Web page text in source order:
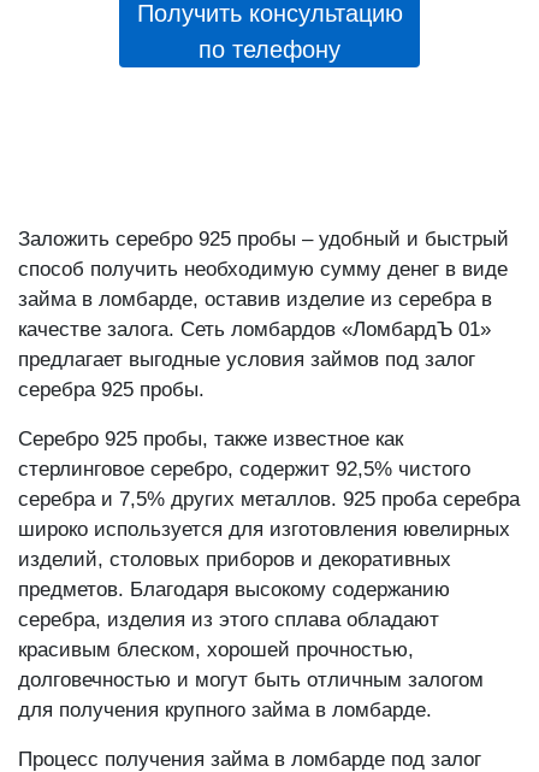
Получить консультацию
по телефону
Заложить серебро 925 пробы – удобный и быстрый
способ получить необходимую сумму денег в виде
займа в ломбарде, оставив изделие из серебра в
качестве залога. Сеть ломбардов «ЛомбардЪ 01»
предлагает выгодные условия займов под залог
серебра 925 пробы.
Серебро 925 пробы, также известное как
стерлинговое серебро, содержит 92,5% чистого
серебра и 7,5% других металлов. 925 проба серебра
широко используется для изготовления ювелирных
изделий, столовых приборов и декоративных
предметов. Благодаря высокому содержанию
серебра, изделия из этого сплава обладают
красивым блеском, хорошей прочностью,
долговечностью и могут быть отличным залогом
для получения крупного займа в ломбарде.
Процесс получения займа в ломбарде под залог